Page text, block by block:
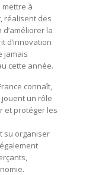
mettre à
réalisent des
la
d’innovation
jamais
cette année.
connaît,
un rôle
et protéger les
su organiser